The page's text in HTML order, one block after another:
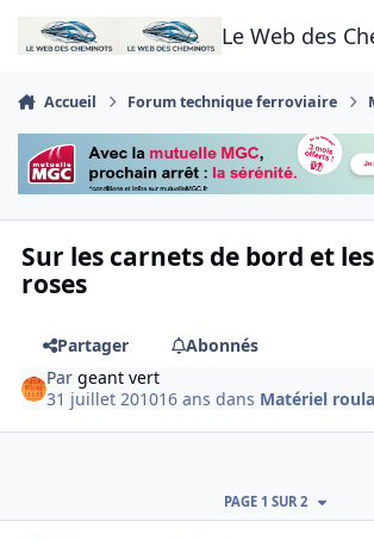
Aller au contenu
Le Web des
Accueil Forum technique ferroviaire
Sur les carnets de bord et
roses
Partager
Abonnés
Pargeant vert
31 juillet 201016 ans dans Matériel
PAGE 1 SUR 2